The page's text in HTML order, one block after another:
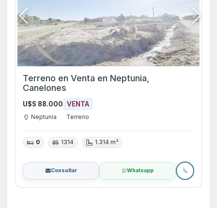
Terreno en Venta en Neptunia,
Canelones
U$S 88.000 VENTA
Neptunia Terreno
0 1314 1.314 m²
Consultar Whatsapp